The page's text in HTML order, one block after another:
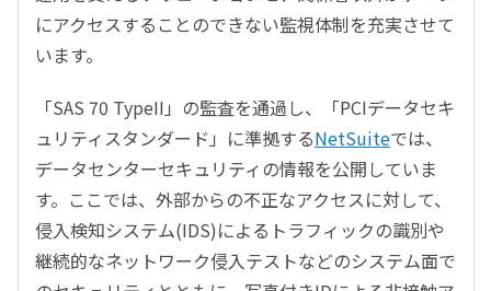
にアクセスすることのできない監視体制を充実させて
います。
「SAS 70 TypeII」の監査を通過し、「PCIデータセキ
ュリティスタンダード」に準拠するNetSuiteでは、
データセンターセキュリティの情報を公開していま
す。ここでは、外部からの不正なアクセスに対して、
侵入検知システム(IDS)によるトラフィックの識別や
継続的なネットワーク侵入テストなどのシステム面で